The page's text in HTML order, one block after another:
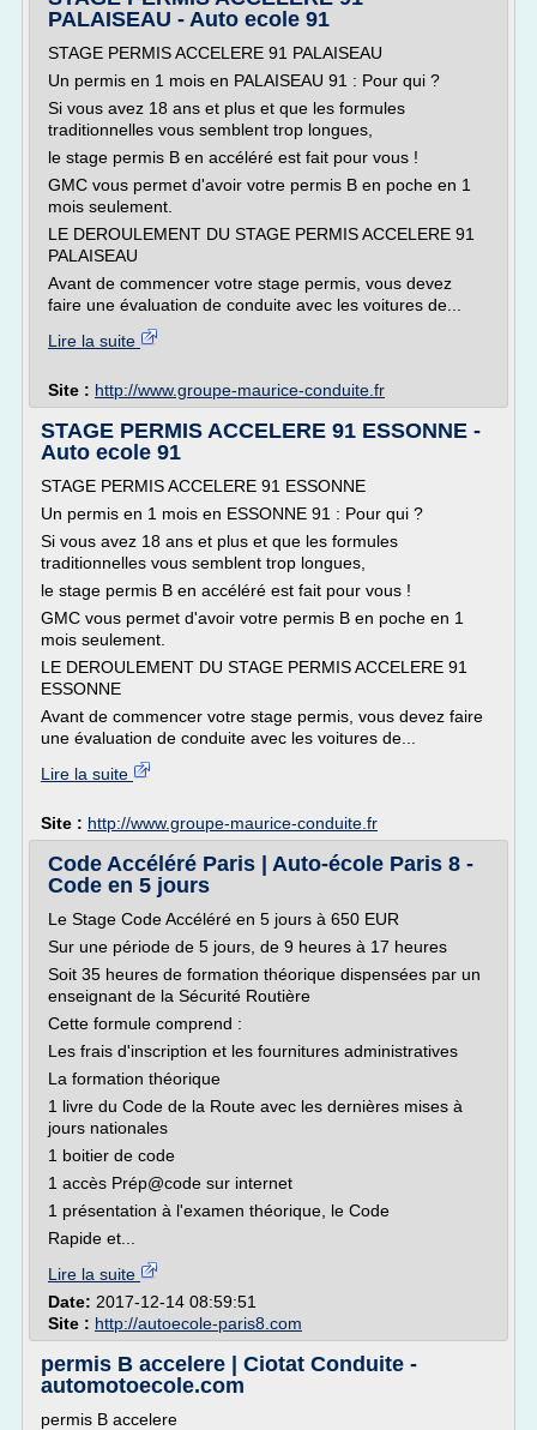
PALAISEAU - Auto ecole 91
STAGE PERMIS ACCELERE 91 PALAISEAU
Un permis en 1 mois en PALAISEAU 91 : Pour qui ?
Si vous avez 18 ans et plus et que les formules
traditionnelles vous semblent trop longues,
le stage permis B en accéléré est fait pour vous !
GMC vous permet d'avoir votre permis B en poche en 1
mois seulement.
LE DEROULEMENT DU STAGE PERMIS ACCELERE 91
PALAISEAU
Avant de commencer votre stage permis, vous devez
faire une évaluation de conduite avec les voitures de...
Lire la suite
Site : http://www.groupe-maurice-conduite.fr
STAGE PERMIS ACCELERE 91 ESSONNE -
Auto ecole 91
STAGE PERMIS ACCELERE 91 ESSONNE
Un permis en 1 mois en ESSONNE 91 : Pour qui ?
Si vous avez 18 ans et plus et que les formules
traditionnelles vous semblent trop longues,
le stage permis B en accéléré est fait pour vous !
GMC vous permet d'avoir votre permis B en poche en 1
mois seulement.
LE DEROULEMENT DU STAGE PERMIS ACCELERE 91
ESSONNE
Avant de commencer votre stage permis, vous devez faire
une évaluation de conduite avec les voitures de...
Lire la suite
Site : http://www.groupe-maurice-conduite.fr
Code Accéléré Paris | Auto-école Paris 8 -
Code en 5 jours
Le Stage Code Accéléré en 5 jours à 650 EUR
Sur une période de 5 jours, de 9 heures à 17 heures
Soit 35 heures de formation théorique dispensées par un
enseignant de la Sécurité Routière
Cette formule comprend :
Les frais d'inscription et les fournitures administratives
La formation théorique
1 livre du Code de la Route avec les dernières mises à
jours nationales
1 boitier de code
1 accès Prép@code sur internet
1 présentation à l'examen théorique, le Code
Rapide et...
Lire la suite
Date: 2017-12-14 08:59:51
Site : http://autoecole-paris8.com
permis B accelere | Ciotat Conduite -
automotoecole.com
permis B accelere